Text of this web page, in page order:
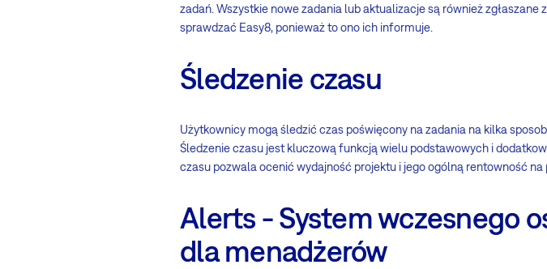
zadań. Wszystkie nowe zadania lub aktualizacje są również
sprawdzać Easy8, ponieważ to ono ich informuje.
Śledzenie czasu
Użytkownicy mogą śledzić czas poświęcony na zadania na kilka
Śledzenie czasu jest kluczową funkcją wielu podstawowych i
czasu pozwala ocenić wydajność projektu i jego ogólną rentowność
Alerts - System wczesnego
dla menadżerów